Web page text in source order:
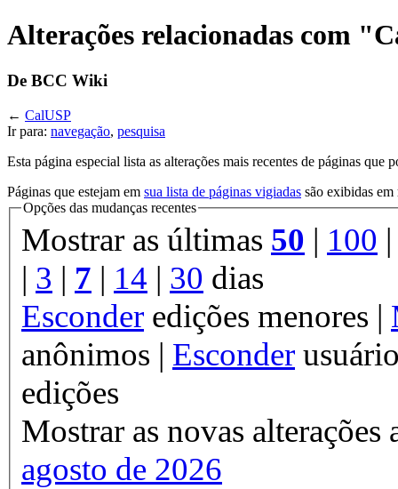
Alterações relacionadas com
De BCC Wiki
← CalUSP
Ir para: navegação, pesquisa
Esta página especial lista as alterações mais recentes de páginas
Páginas que estejam em sua lista de páginas vigiadas são exibidas em
Opções das mudanças recentes
Mostrar as últimas 50 | 100
| 3 | 7 | 14 | 30 dias
Esconder edições menores |
anônimos | Esconder
edições
Mostrar as novas alterações
agosto de 2026